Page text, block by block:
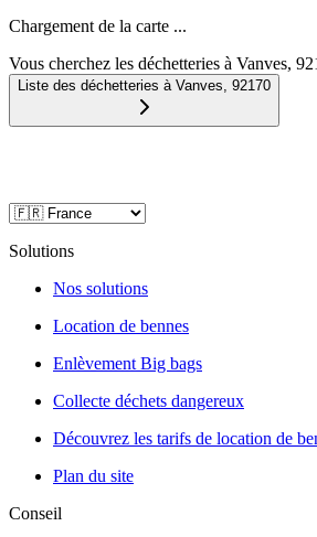
Chargement de la carte ...
Vous cherchez les déchetteries à Vanves,
Liste des déchetteries à Vanves, 92170
Solutions
Nos solutions
Location de bennes
Enlèvement Big bags
Collecte déchets dangereux
Découvrez les tarifs de location de
Plan du site
Conseil